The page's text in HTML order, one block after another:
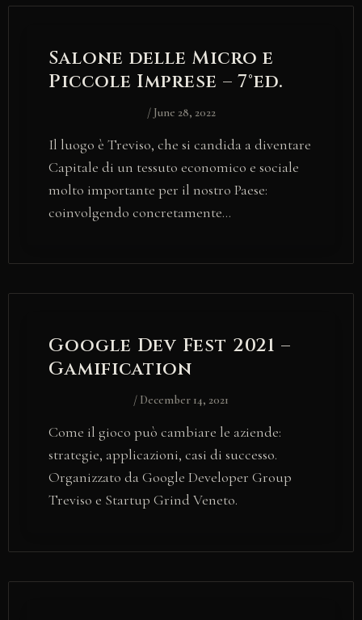
Salone delle Micro e
Piccole Imprese – 7°ed.
/ June 28, 2022
Il luogo è Treviso, che si candida a diventare
Capitale di un tessuto economico e sociale
molto importante per il nostro Paese:
coinvolgendo concretamente…
Google Dev Fest 2021 –
Gamification
/ December 14, 2021
Come il gioco può cambiare le aziende:
strategie, applicazioni, casi di successo.
Organizzato da Google Developer Group
Treviso e Startup Grind Veneto.